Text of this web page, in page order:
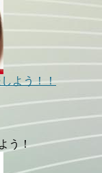
よう！！
う！